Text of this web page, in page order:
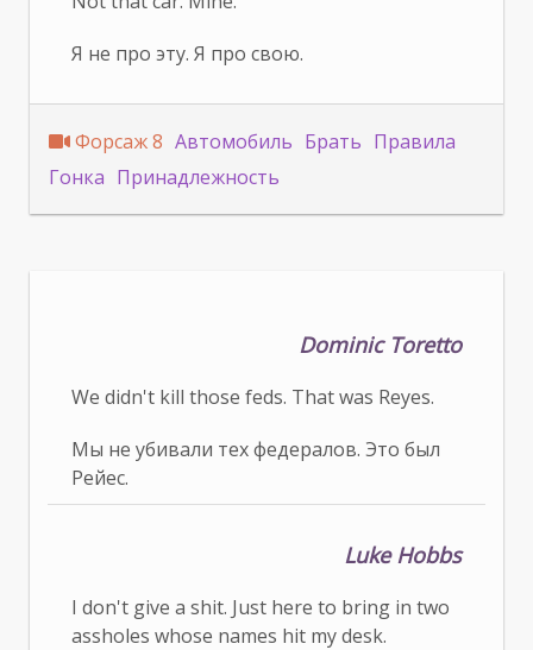
Я не про эту. Я про свою.
Форсаж 8 Автомобиль Брать Правила
Гонка Принадлежность
Dominic Toretto
We didn't kill those feds. That was Reyes.
Мы не убивали тех федералов. Это был
Рейес.
Luke Hobbs
I don't give a shit. Just here to bring in two
assholes whose names hit my desk.